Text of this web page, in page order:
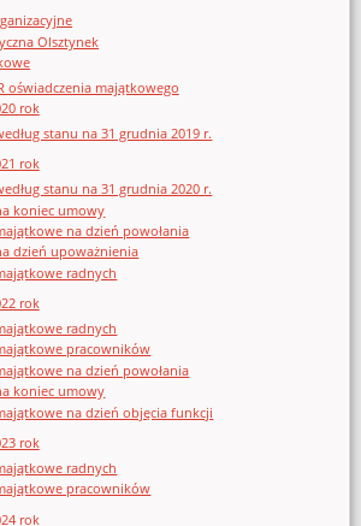
Olsztynek
oświadczenia majątkowego
rok
stanu na 31 grudnia 2019 r.
rok
stanu na 31 grudnia 2020 r.
koniec umowy
na dzień powołania
dzień upoważnienia
radnych
rok
radnych
pracowników
na dzień powołania
koniec umowy
na dzień objęcia funkcji
rok
radnych
pracowników
rok